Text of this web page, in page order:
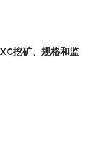
挖矿、规格和监